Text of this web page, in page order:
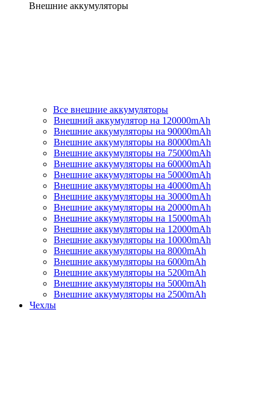
Внешние аккумуляторы
Все внешние аккумуляторы
Внешний аккумулятор на 120000mAh
Внешние аккумуляторы на 90000mAh
Внешние аккумуляторы на 80000mAh
Внешние аккумуляторы на 75000mAh
Внешние аккумуляторы на 60000mAh
Внешние аккумуляторы на 50000mAh
Внешние аккумуляторы на 40000mAh
Внешние аккумуляторы на 30000mAh
Внешние аккумуляторы на 20000mAh
Внешние аккумуляторы на 15000mAh
Внешние аккумуляторы на 12000mAh
Внешние аккумуляторы на 10000mAh
Внешние аккумуляторы на 8000mAh
Внешние аккумуляторы на 6000mAh
Внешние аккумуляторы на 5200mAh
Внешние аккумуляторы на 5000mAh
Внешние аккумуляторы на 2500mAh
Чехлы